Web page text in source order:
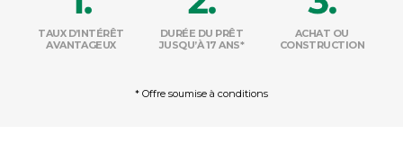
TAUX D’INTÉRÊT
AVANTAGEUX
DURÉE DU PRÊT
JUSQU’À 17 ANS*
ACHAT OU
CONSTRUCTION
* Offre soumise à conditions